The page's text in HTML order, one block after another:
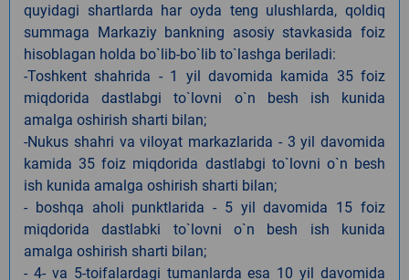
quyidagi shartlarda har oyda teng ulushlarda, qoldiq
summaga Markaziy bankning asosiy stavkasida foiz
hisoblagan holda bo`lib-bo`lib to`lashga beriladi:
-Toshkent shahrida - 1 yil davomida kamida 35 foiz
miqdorida dastlabgi to`lovni o`n besh ish kunida
amalga oshirish sharti bilan;
-Nukus shahri va viloyat markazlarida - 3 yil davomida
kamida 35 foiz miqdorida dastlabgi to`lovni o`n besh
ish kunida amalga oshirish sharti bilan;
- boshqa aholi punktlarida - 5 yil davomida 15 foiz
miqdorida dastlabki to`lovni o`n besh ish kunida
amalga oshirish sharti bilan;
- 4- va 5-toifalardagi tumanlarda esa 10 yil davomida